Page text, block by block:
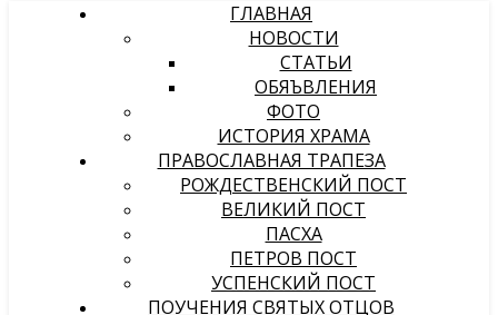
ГЛАВНАЯ
НОВОСТИ
СТАТЬИ
ОБЯЪВЛЕНИЯ
ФОТО
ИСТОРИЯ ХРАМА
ПРАВОСЛАВНАЯ ТРАПЕЗА
РОЖДЕСТВЕНСКИЙ ПОСТ
ВЕЛИКИЙ ПОСТ
ПАСХА
ПЕТРОВ ПОСТ
УСПЕНСКИЙ ПОСТ
ПОУЧЕНИЯ СВЯТЫХ ОТЦОВ